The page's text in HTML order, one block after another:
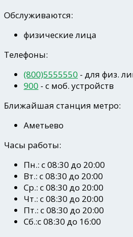
Обслуживаются:
физические лица
Телефоны:
(800)5555550 - для физ.
900 - c моб. устройств
Ближайшая станция метро:
Аметьево
Часы работы:
Пн.: с 08:30 до 20:00
Вт.: с 08:30 до 20:00
Ср.: с 08:30 до 20:00
Чт.: с 08:30 до 20:00
Пт.: с 08:30 до 20:00
Сб.:с 08:30 до 16:00